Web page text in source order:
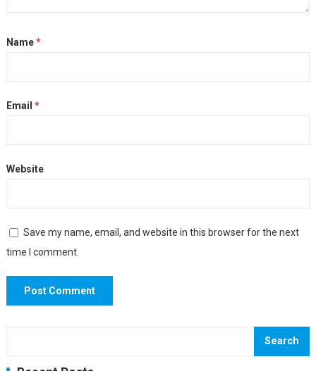
Name*
Email *
Website
Save my name, email, and website in this browser for the next
time I comment.
Search